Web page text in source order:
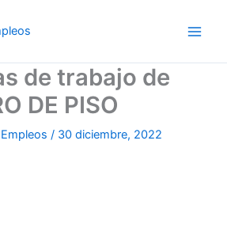
de trabajo de
DE PISO
/ 30 diciembre, 2022